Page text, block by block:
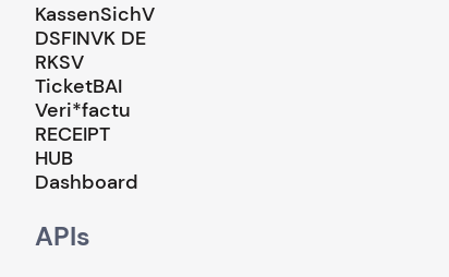
KassenSichV
DSFINVK DE
RKSV
TicketBAI
Veri*factu
RECEIPT
HUB
Dashboard
APIs